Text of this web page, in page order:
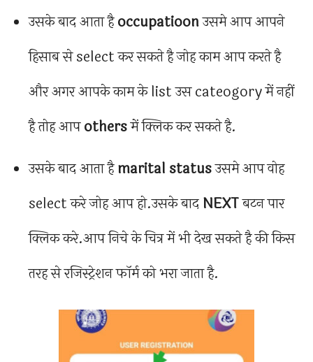
उसके बाद आता हैoccupatioonउसमे आप आपने
हिसाब से select कर सकते है जोह काम आप करते है
और अगर आपके काम के list उस cateogory में नहीं
है तोह आपothersमें क्लिक कर सकते है.
उसके बाद आता हैmarital statusउसमे आप वोह
select करे जोह आप हो.उसके बादNEXTबटन पार
क्लिक करे.आप निचे के चित्र में भी देख सकते है की किस
तरह से रजिस्ट्रेशन फॉर्म को भरा जाता है.